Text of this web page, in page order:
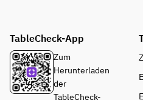
TableCheck-App
Zum
Herunterladen
der
TableCheck-